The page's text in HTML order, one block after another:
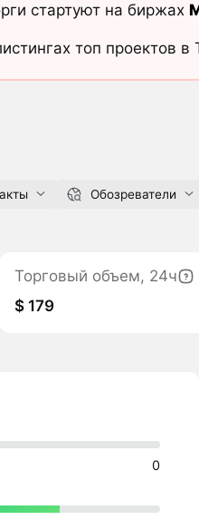
стартуют на биржах
топ проектов в
Обозреватели
Торговый объем, 24ч
$ 179
0